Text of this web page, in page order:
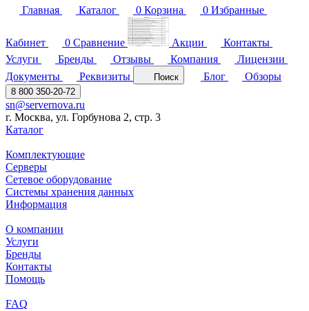
Главная Каталог 0 Корзина 0 Избранные
Кабинет 0 Сравнение Акции
Контакты
Услуги
Бренды Отзывы Компания
Лицензии
Документы
Реквизиты Поиск Блог Обзоры
8 800 350-20-72
sn@servernova.ru
г. Москва, ул. Горбунова 2, стр. 3
Каталог
Комплектующие
Серверы
Сетевое оборудование
Системы хранения данных
Информация
О компании
Услуги
Бренды
Контакты
Помощь
FAQ